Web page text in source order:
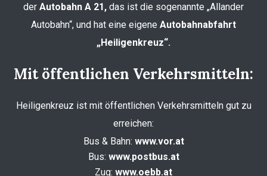
der Autobahn A 21, das ist die sogenannte „Allander
Autobahn“, und hat eine eigene Autobahnabfahrt
„Heiligenkreuz“.
Mit öffentlichen Verkehrsmitteln:
Heiligenkreuz ist mit öffentlichen Verkehrsmitteln gut zu
erreichen:
Bus & Bahn: www.vor.at
Bus: www.postbus.at
Zug: www.oebb.at